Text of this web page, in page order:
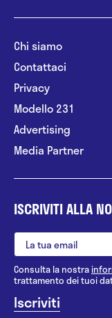
Chi siamo
Contattaci
Privacy
Modello 231
Advertising
Media Partner
ISCRIVITI ALLA
Consulta la nostra
trattamento dei tuoi